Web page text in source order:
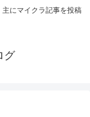
にマイクラ記事を投稿
グ